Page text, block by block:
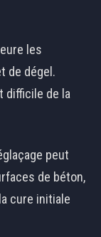
les
de dégel.
difficile de la
peut
de béton,
cure initiale